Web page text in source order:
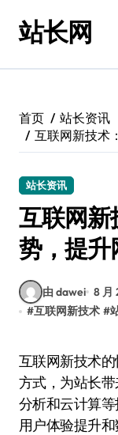
站长网
首页
站长资讯
互联网新技术
站长资讯
互联网新
势，提升
由 dawei 8 月
#互联网新技术 #
互联网新技术的快速发展正在深刻改变网站运营的
方式，为站长
分析和云计算等
用户体验提升和